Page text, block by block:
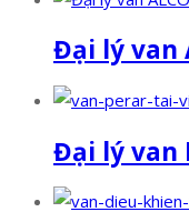
Đại lý van
Đại lý van